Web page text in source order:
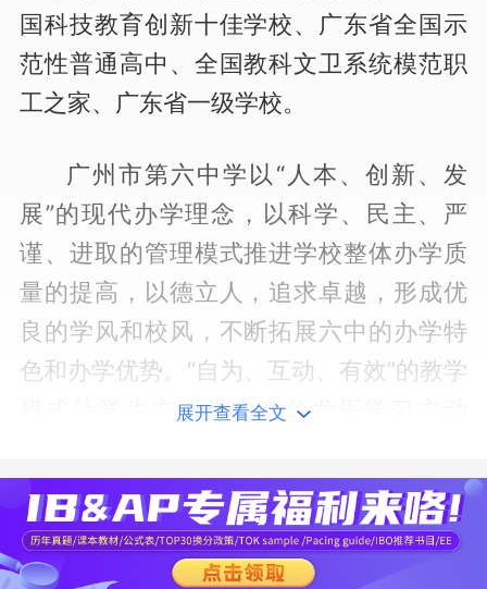
国科技教育创新十佳学校、广东省全国示
范性普通高中、全国教科文卫系统模范职
工之家、广东省一级学校。
广州市第六中学以“人本、创新、发
展”的现代办学理念，以科学、民主、严
谨、进取的管理模式推进学校整体办学质
量的提高，以德立人，追求卓越，形成优
良的学风和校风，不断拓展六中的办学特
色和办学优势。“自为、互动、有效”的教学
模式让学生在课堂中充分发挥学习主动
升学生的学习乐趣，丰富多彩、扩展视
野、富有特色的校本课程为学生的多面发
展和个性发展提供了各式菜单，设备先
展开查看全文